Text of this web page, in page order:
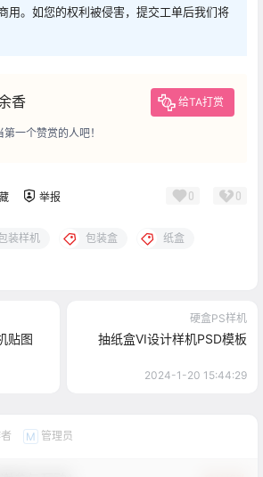
用。如您的权利被侵害，提交工单后我们将
香 给TA打赏
一个赞赏的人吧！
举报 0 0
装样机 包装盒 纸盒
贴图
硬盒PS样机
抽纸盒VI设计样机PSD模板
2024-1-20 15:44:29
M 管理员